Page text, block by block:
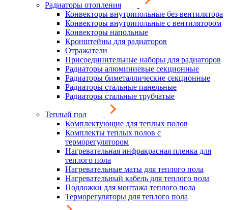
Радиаторы отопления
Конвекторы внутрипольные без вентилятора
Конвекторы внутрипольные с вентилятором
Конвекторы напольные
Кронштейны для радиаторов
Отражатели
Присоединительные наборы для радиаторов
Радиаторы алюминиевые секционные
Радиаторы биметаллические секционные
Радиаторы стальные панельные
Радиаторы стальные трубчатые
Теплый пол
Комплектующие для теплых полов
Комплекты теплых полов с
терморегулятором
Нагревательная инфракрасная пленка для
теплого пола
Нагревательные маты для теплого пола
Нагревательный кабель для теплого пола
Подложки для монтажа теплого пола
Терморегуляторы для теплого пола